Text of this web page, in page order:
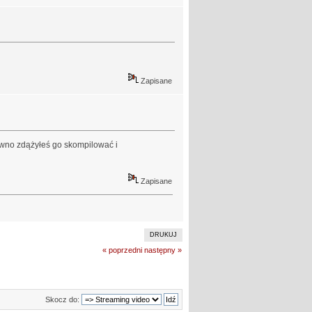
Zapisane
zdążyłeś go skompilować i
Zapisane
DRUKUJ
« poprzedni następny »
Skocz do: